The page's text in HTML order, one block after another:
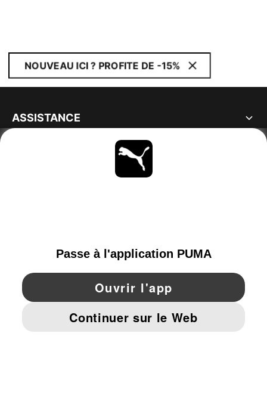
NOUVEAU ICI ? PROFITE DE -15%
ASSISTANCE
YouTube Twitter Pinterest
MENTIONS ET DONNÉES LÉGALES